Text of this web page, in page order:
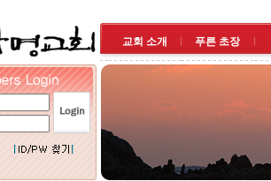
교회 소개 푸른 초장